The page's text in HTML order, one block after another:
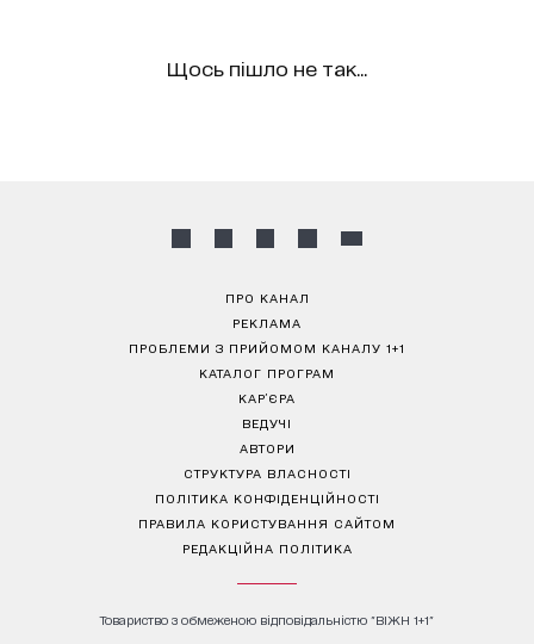
Щось пішло не так...
ПРО КАНАЛ
РЕКЛАМА
ПРОБЛЕМИ З ПРИЙОМОМ КАНАЛУ 1+1
КАТАЛОГ ПРОГРАМ
КАР’ЄРА
ВЕДУЧІ
АВТОРИ
СТРУКТУРА ВЛАСНОСТІ
ПОЛІТИКА КОНФІДЕНЦІЙНОСТІ
ПРАВИЛА КОРИСТУВАННЯ САЙТОМ
РЕДАКЦІЙНА ПОЛІТИКА
Товариство з обмеженою відповідальністю "ВІЖН 1+1"